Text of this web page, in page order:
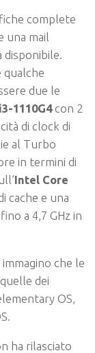
complete
una mail
disponibile.
qualche
due le
1110G4con 2
di clock di
al Turbo
in termini di
Intel Core
cache e una
a 4,7 GHz in
che le
dei
OS,
ha rilasciato